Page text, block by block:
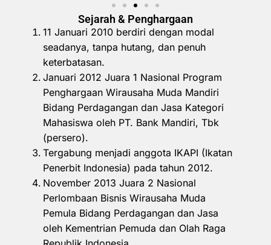
Sejarah & Penghargaan
11 Januari 2010 berdiri dengan modal
seadanya, tanpa hutang, dan penuh
keterbatasan.
Januari 2012 Juara 1 Nasional Program
Penghargaan Wirausaha Muda Mandiri
Bidang Perdagangan dan Jasa Kategori
Mahasiswa oleh PT. Bank Mandiri, Tbk
(persero).
Tergabung menjadi anggota IKAPI (Ikatan
Penerbit Indonesia) pada tahun 2012.
November 2013 Juara 2 Nasional
Perlombaan Bisnis Wirausaha Muda
Pemula Bidang Perdagangan dan Jasa
oleh Kementrian Pemuda dan Olah Raga